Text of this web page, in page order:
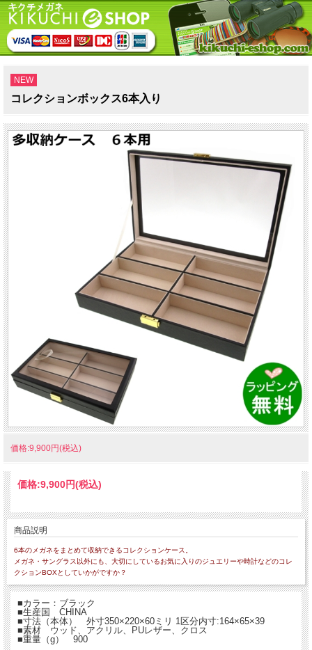
NEW
コレクションボックス6本入り
価格:9,900円(税込)
価格:9,900円(税込)
商品説明
6本のメガネをまとめて収納できるコレクションケース。
メガネ・サングラス以外にも、大切にしているお気に入りのジュエリーや時計などのコレ
クションBOXとしていかがですか？
■カラー：ブラック
■生産国 CHINA
■寸法（本体） 外寸350×220×60ミリ 1区分内寸:164×65×39
■素材 ウッド、アクリル、PUレザー、クロス
■重量（g） 900